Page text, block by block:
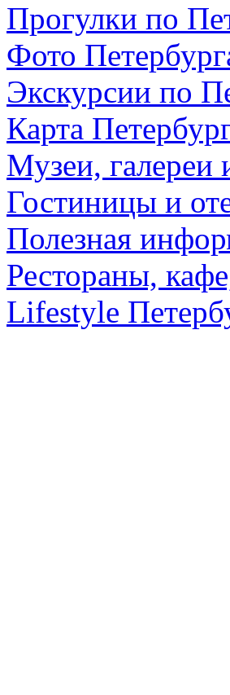
Прогулки по
Фото
Экскурсии по
Карта
Музеи, галереи
Гостиницы и
Полезная
Рестораны,
Lifestyle